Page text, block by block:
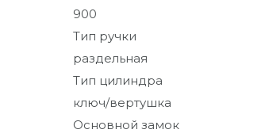
900
Тип ручки
раздельная
Тип цилиндра
ключ/вертушка
Основной замок